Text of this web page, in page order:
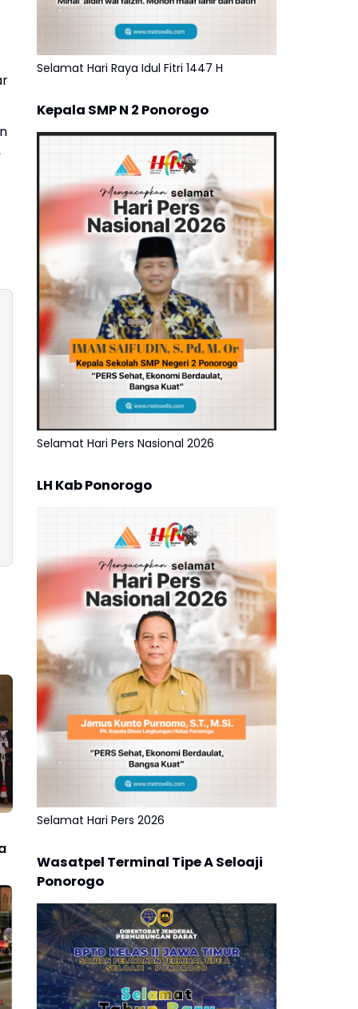
Selamat Hari Raya Idul Fitri 1447 H
Kepala SMP N 2 Ponorogo
Selamat Hari Pers Nasional 2026
LH Kab Ponorogo
Selamat Hari Pers 2026
Wasatpel Terminal Tipe A Seloaji
Ponorogo